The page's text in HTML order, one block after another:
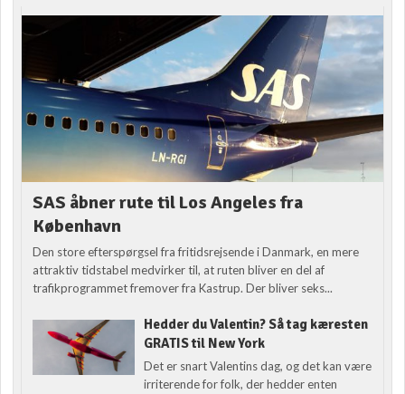
SAS åbner rute til Los Angeles fra
København
Den store efterspørgsel fra fritidsrejsende i Danmark, en mere
attraktiv tidstabel medvirker til, at ruten bliver en del af
trafikprogrammet fremover fra Kastrup. Der bliver seks...
Hedder du Valentin? Så tag kæresten
GRATIS til New York
Det er snart Valentins dag, og det kan være
irriterende for folk, der hedder enten